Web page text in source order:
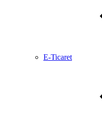
E-Ticaret